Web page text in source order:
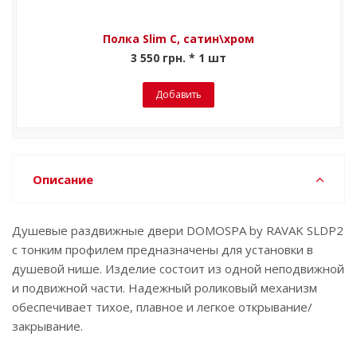
Полка Slim C, сатин\хром
3 550 грн. * 1 шт
Добавить
Описание
Душевые раздвижные двери DOMOSPA by RAVAK SLDP2
с тонким профилем предназначены для установки в
душевой нише. Изделие состоит из одной неподвижной
и подвижной части. Надежный роликовый механизм
обеспечивает тихое, плавное и легкое открывание/
закрывание.